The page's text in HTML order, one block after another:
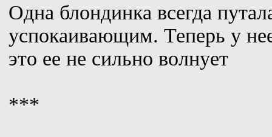
Одна блондинка всегда
успокаивающим. Теперь у
это ее не сильно волнует
***